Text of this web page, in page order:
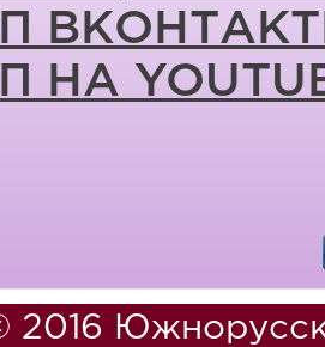
НА
2016